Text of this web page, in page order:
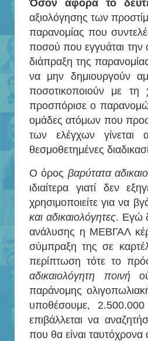
Όσον αφορά το
αξιολόγησης των
παρανομίας που
ποσού που εγγυάται την
διάπραξη της
να μην δημιουργούν
ποσοτικοποιούν με
προσπόρισε ο
ομάδες ατόμων που
των ελέγχων γίνεται
θεσμοθετημένες
Ο όρος βαρύτατα
ιδιαίτερα γιατί δεν
χρησιμοποιείτε για να
και αδικαιολόγητες. Εγώ
ανάλυσης η ΜΕΒΓΑΛ
σύμπραξη της σε
περίπτωση τότε το
αδικαιολόγητη ποινή
παράνομης
υποθέσουμε,
επιβάλλεται να
που θα είναι ταυτόχρονα